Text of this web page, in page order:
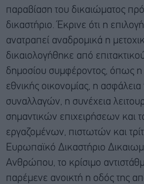
παραβίαση του δικαιώματος
δικαστήριο. Έκρινε ότι η
ανατραπεί αναδρομικά η
δικαιολογήθηκε από
δημοσίου συμφέροντος, όπως η
εθνικής οικονομίας, η
συναλλαγών, η συνέχεια
σημαντικών επιχειρήσεων και
εργαζομένων, πιστωτών και
Ευρωπαϊκό Δικαστήριο
Ανθρώπου, το κρίσιμο
παρέμενε ανοικτή η οδός της